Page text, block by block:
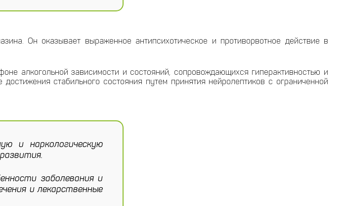
Он оказывает выраженное антипсихотическое и противорвотное действие в
алкогольной зависимости и состояний, сопровождающихся гиперактивностью и
стабильного состояния путем принятия нейролептиков с ограниченной
и наркологическую
заболевания и
и лекарственные